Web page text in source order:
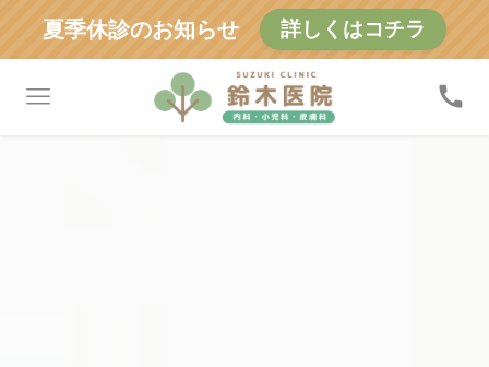
夏季休診のお知らせ 詳しくはコチラ